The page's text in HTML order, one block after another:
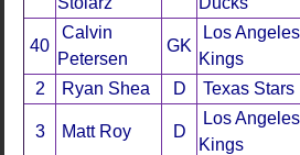
40
Calvin
Petersen
GK
Los Angeles
Kings
2 Ryan Shea D Texas Stars
3 Matt Roy D
Los Angeles
Kings